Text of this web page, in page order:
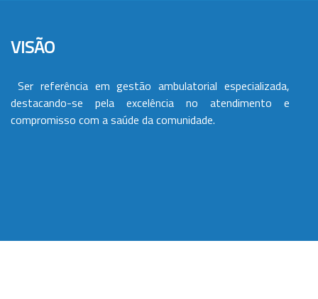
VISÃO
Ser referência em gestão ambulatorial especializada,
destacando-se pela excelência no atendimento e
compromisso com a saúde da comunidade.